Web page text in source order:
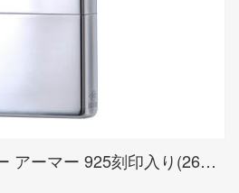
スターリングシルバー アーマー 925刻印入り(26SA-925)